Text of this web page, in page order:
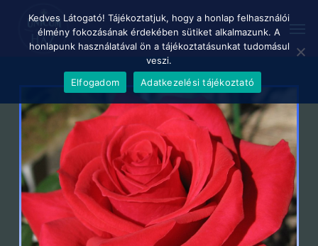
Kedves Látogató! Tájékoztatjuk, hogy a honlap felhasználói
élmény fokozásának érdekében sütiket alkalmazunk. A
honlapunk használatával ön a tájékoztatásunkat tudomásul
veszi.
Elfogadom
Adatkezelési tájékoztató